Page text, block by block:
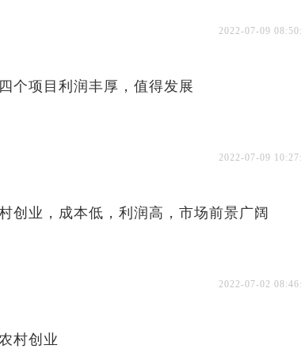
2022-07-09
个项目利润丰厚，值得发展
2022-07-09
创业，成本低，利润高，市场前景广阔
2022-07-02
村创业